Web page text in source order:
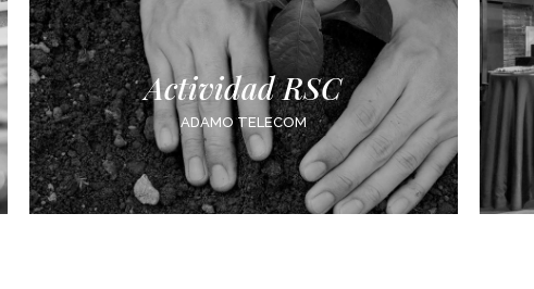
Actividad RSC
ADAMO TELECOM